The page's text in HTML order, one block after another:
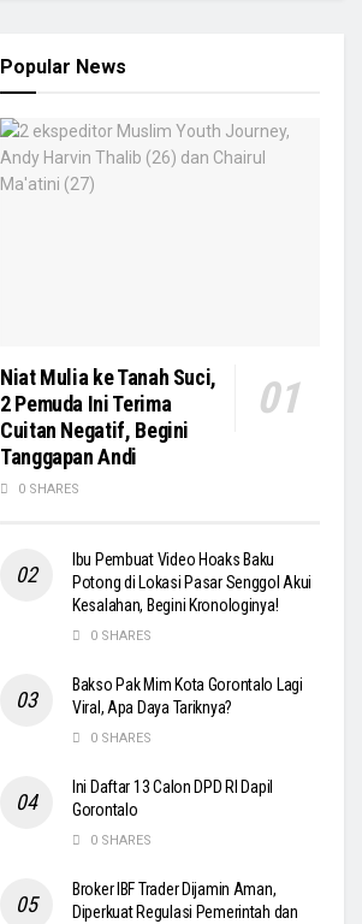
Popular News
Niat Mulia ke Tanah Suci,
2 Pemuda Ini Terima
Cuitan Negatif, Begini
Tanggapan Andi
0 SHARES
Ibu Pembuat Video Hoaks Baku
Potong di Lokasi Pasar Senggol Akui
Kesalahan, Begini Kronologinya!
0 SHARES
Bakso Pak Mim Kota Gorontalo Lagi
Viral, Apa Daya Tariknya?
0 SHARES
Ini Daftar 13 Calon DPD RI Dapil
Gorontalo
0 SHARES
Broker IBF Trader Dijamin Aman,
Diperkuat Regulasi Pemerintah dan